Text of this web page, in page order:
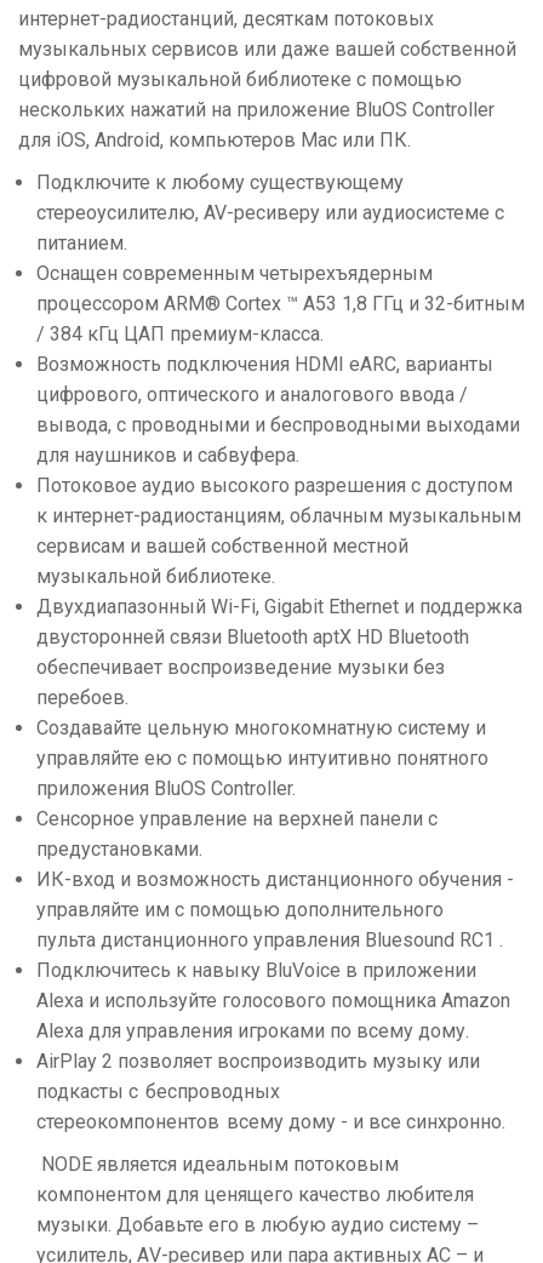
интернет-радиостанций, десяткам потоковых
музыкальных сервисов или даже вашей собственной
цифровой музыкальной библиотеке с помощью
нескольких нажатий на приложение BluOS Controller
для iOS, Android, компьютеров Mac или ПК.
Подключите к любому существующему
стереоусилителю, AV-ресиверу или аудиосистеме с
питанием.
Оснащен современным четырехъядерным
процессором ARM® Cortex ™ A53 1,8 ГГц и 32-битным
/ 384 кГц ЦАП премиум-класса.
Возможность подключения HDMI eARC, варианты
цифрового, оптического и аналогового ввода /
вывода, с проводными и беспроводными выходами
для наушников и сабвуфера.
Потоковое аудио высокого разрешения с доступом
к интернет-радиостанциям, облачным музыкальным
сервисам и вашей собственной местной
музыкальной библиотеке.
Двухдиапазонный Wi-Fi, Gigabit Ethernet и поддержка
двусторонней связи Bluetooth aptX HD Bluetooth
обеспечивает воспроизведение музыки без
перебоев.
Создавайте цельную многокомнатную систему и
управляйте ею с помощью интуитивно понятного
приложения BluOS Controller.
Сенсорное управление на верхней панели с
предустановками.
ИК-вход и возможность дистанционного обучения -
управляйте им с помощью дополнительного
пульта дистанционного управления Bluesound RC1 .
Подключитесь к навыку BluVoice в приложении
Alexa и используйте голосового помощника Amazon
Alexa для управления игроками по всему дому.
AirPlay 2 позволяет воспроизводить музыку или
подкасты с беспроводных
стереокомпонентов всему дому - и все синхронно.
NODE является идеальным потоковым
компонентом для ценящего качество любителя
музыки. Добавьте его в любую аудио систему –
усилитель, АV-ресивер или пара активных АС – и